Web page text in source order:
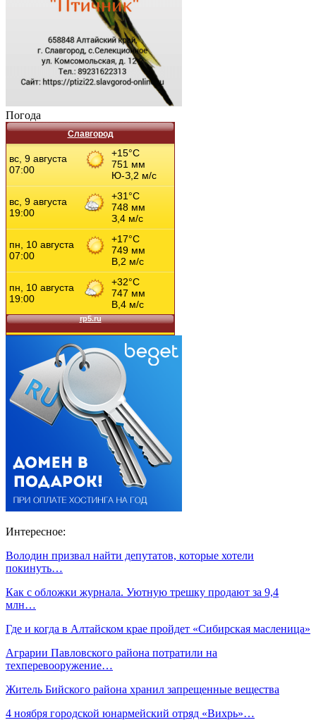
Погода
Славгород
Интересное:
Володин призвал найти депутатов, которые хотели
покинуть…
Как с обложки журнала. Уютную трешку продают за 9,4
млн…
Где и когда в Алтайском крае пройдет «Сибирская масленица»
Аграрии Павловского района потратили на
техперевооружение…
Житель Бийского района хранил запрещенные вещества
4 ноября городской юнармейский отряд «Вихрь»…